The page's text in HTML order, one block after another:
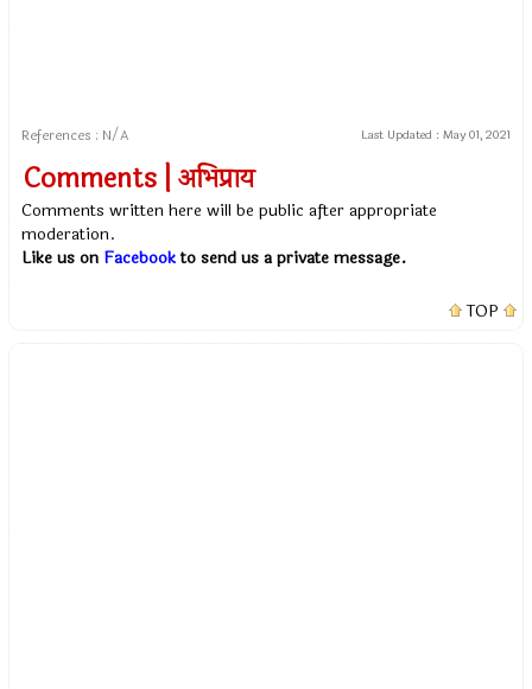
References : N/A Last Updated : May 01, 2021
Comments | अभिप्राय
Comments written here will be public after appropriate
moderation.
Like us on Facebookto send us a private message.
TOP